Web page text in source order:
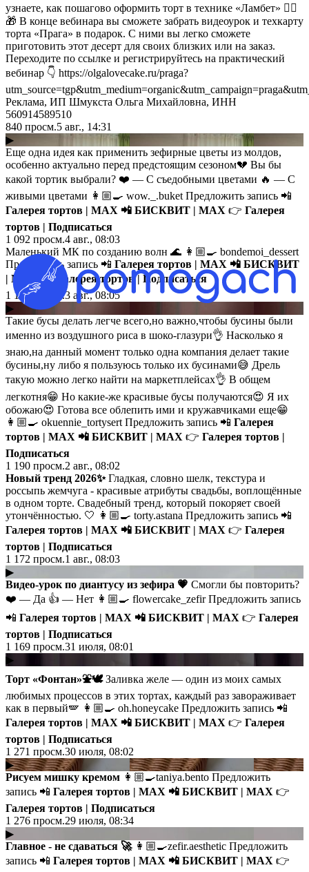
узнаете, как пошагово оформить торт в технике «Ламбет» 👌🏻
🎁 В конце вебинара вы сможете забрать видеоурок и техкарту
торта «Прага» в подарок. С ними вы легко сможете
приготовить этот десерт для своих близких или на заказ.
Переходите по ссылке и регистрируйтесь на практический
вебинар 👇 https://olgalovecake.ru/praga?
Реклама, ИП Шмукста Ольга Михайловна, ИНН
560914589510
840 просм.5 авг., 14:31
▶
Еще одна идея как применить зефирные цветы из молдов,
особенно актуально перед предстоящим сезоном💔 Вы бы
какой тортик выбрали? ❤️ — С съедобными цветами 🔥 — С
живыми цветами 👩🏼‍🍳 wow._.buket Предложить запись 📲
Галерея тортов | MAX 📲 БИСКВИТ | MAX 👉 Галерея
тортов | Подписаться
1 092 просм.4 авг., 08:03
Маленький МК по созданию волн 🌊 👩🏼‍🍳 bondemoi_dessert
Предложить запись 📲 Галерея тортов | MAX 📲 БИСКВИТ
| MAX
👉
Галерея тортов | Подписаться
1 129просм.3 авг., 08:05
▶
Такие бусы делать легче всего,но важно,чтобы бусины были
именно из воздушного риса в шоко-глазури👌 Насколько я
знаю,на данный момент только одна компания делает такие
бусины,ну либо я пользуюсь только их бусинами😅 Дрель
такую можно легко найти на маркетплейсах👌 В общем
легкотня😁 Но какие-же красивые бусы получаются😍 Я их
обожаю😍 Готова все облепить ими и кружавчиками еще😁
👩🏼‍🍳 okuennie_tortysert Предложить запись 📲 Галерея
тортов | MAX 📲 БИСКВИТ | MAX 👉 Галерея тортов |
Подписаться
1 190 просм.2 авг., 08:02
Новый тренд 2026✨Гладкая, словно шелк, текстура и
россыпь жемчуга - красивые атрибуты свадьбы, воплощённые
в одном торте. Свадебный тренд, который покоряет своей
утончённостью. 🤍 👩🏼‍🍳 torty.astana Предложить запись 📲
Галерея тортов | MAX 📲 БИСКВИТ | MAX 👉 Галерея
тортов | Подписаться
1 172 просм.1 авг., 08:03
▶
Видео-урок по диантусу из зефира 💗 Смогли бы повторить?
❤️ — Да 👍 — Нет 👩🏼‍🍳 flowercake_zefir Предложить запись
📲 Галерея тортов | MAX 📲 БИСКВИТ | MAX 👉 Галерея
тортов | Подписаться
1 169 просм.31 июля, 08:01
▶
Торт «Фонтан»⛲️🕊Заливка желе — один из моих самых
любимых процессов в этих тортах, каждый раз завораживает
как в первый🪽 👩🏼‍🍳 oh.honeycake Предложить запись 📲
Галерея тортов | MAX 📲 БИСКВИТ | MAX 👉 Галерея
тортов | Подписаться
1 271 просм.30 июля, 08:02
▶
Рисуем мишку кремом 👩🏼‍🍳taniya.bento Предложить
запись 📲 Галерея тортов | MAX 📲 БИСКВИТ | MAX 👉
Галерея тортов | Подписаться
1 276 просм.29 июля, 08:34
▶
Главное - не сдаваться 🚀👩🏼‍🍳zefir.aesthetic Предложить
запись 📲 Галерея тортов | MAX 📲 БИСКВИТ | MAX 👉